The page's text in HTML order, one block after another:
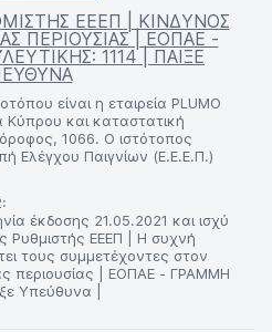
ΕΕΕΠ | ΚΙΝΔΥΝΟΣ
ΠΕΡΙΟΥΣΙΑΣ | ΕΟΠΑΕ -
1114 | ΠΑΙΞΕ
είναι η εταιρεία PLUMO
και καταστατική
1066. Ο ιστότοπος
Ελέγχου Παιγνίων (Ε.Ε.Ε.Π.)
έκδοσης 21.05.2021 και ισχύ
Ρυθμιστής ΕΕΕΠ | Η συχνή
τους συμμετέχοντες στον
περιουσίας | ΕΟΠΑΕ - ΓΡΑΜΜΗ
Υπεύθυνα |